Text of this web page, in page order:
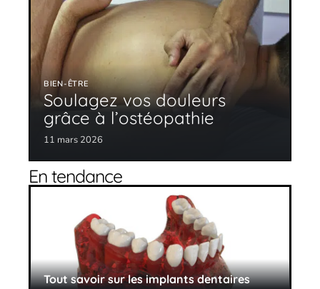
BIEN-ÊTRE
Soulagez vos douleurs
grâce à l’ostéopathie
11 mars 2026
En tendance
Tout savoir sur les implants dentaires